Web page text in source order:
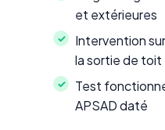
et extérieures
Intervention
la sortie de toit
Test
APSAD daté